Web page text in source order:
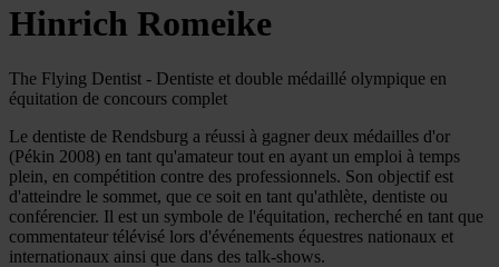
Hinrich Romeike
The Flying Dentist - Dentiste et double médaillé olympique en
équitation de concours complet
Le dentiste de Rendsburg a réussi à gagner deux médailles d'or
(Pékin 2008) en tant qu'amateur tout en ayant un emploi à temps
plein, en compétition contre des professionnels. Son objectif est
d'atteindre le sommet, que ce soit en tant qu'athlète, dentiste ou
conférencier. Il est un symbole de l'équitation, recherché en tant que
commentateur télévisé lors d'événements équestres nationaux et
internationaux ainsi que dans des talk-shows.